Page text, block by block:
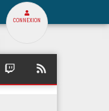
CONNEXION
SQUARE